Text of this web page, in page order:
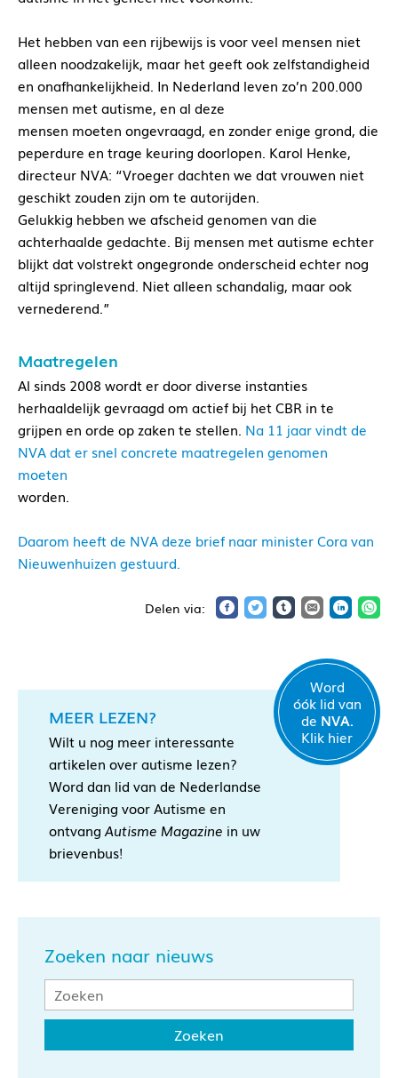
Het hebben van een rijbewijs is voor veel mensen niet
alleen noodzakelijk, maar het geeft ook zelfstandigheid
en onafhankelijkheid. In Nederland leven zo’n 200.000
mensen met autisme, en al deze
mensen moeten ongevraagd, en zonder enige grond, die
peperdure en trage keuring doorlopen. Karol Henke,
directeur NVA: “Vroeger dachten we dat vrouwen niet
geschikt zouden zijn om te autorijden.
Gelukkig hebben we afscheid genomen van die
achterhaalde gedachte. Bij mensen met autisme echter
blijkt dat volstrekt ongegronde onderscheid echter nog
altijd springlevend. Niet alleen schandalig, maar ook
vernederend.”
Maatregelen
Al sinds 2008 wordt er door diverse instanties
herhaaldelijk gevraagd om actief bij het CBR in te
grijpen en orde op zaken te stellen. Na 11 jaar vindt de
NVA dat er snel concrete maatregelen genomen
moeten
worden.
Daarom heeft de NVA deze brief naar minister Cora van
Nieuwenhuizen gestuurd.
MEER LEZEN?
Wilt u nog meer interessante
artikelen over autisme lezen?
Word dan lid van de Nederlandse
Vereniging voor Autisme en
ontvang Autisme Magazine in uw
brievenbus!
Word
óók lid van
de NVA.
Klik hier
Zoeken naar nieuws